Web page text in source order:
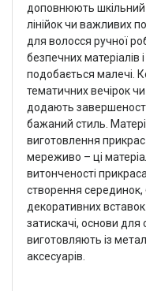
доповнюють
лінійок чи важливих
для волосся ручної
безпечних
подобається малечі.
тематичних вечірок
додають
бажаний стиль.
виготовлення
мереживо – ці
витонченості
створення серединок,
декоративних
затискачі, основи для
виготовляють із
аксесуарів.